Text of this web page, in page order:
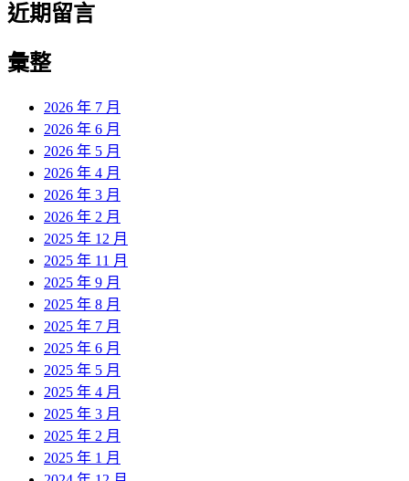
近期留言
彙整
2026 年 7 月
2026 年 6 月
2026 年 5 月
2026 年 4 月
2026 年 3 月
2026 年 2 月
2025 年 12 月
2025 年 11 月
2025 年 9 月
2025 年 8 月
2025 年 7 月
2025 年 6 月
2025 年 5 月
2025 年 4 月
2025 年 3 月
2025 年 2 月
2025 年 1 月